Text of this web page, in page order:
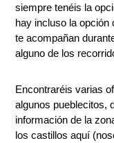
siempre tenéis la
hay incluso la
te acompañan
alguno de los
Encontraréis varias
algunos pueblecitos,
información de la
los castillos aquí